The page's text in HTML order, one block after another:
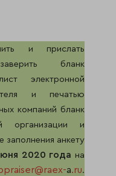
и прислать
бланк
электронной
и печатью
компаний бланк
организации и
заполнения анкету
2020 года на
a.ru.